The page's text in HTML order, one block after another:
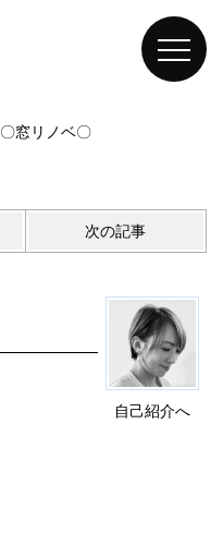
窓リノベ〇
次の記事
自己紹介へ